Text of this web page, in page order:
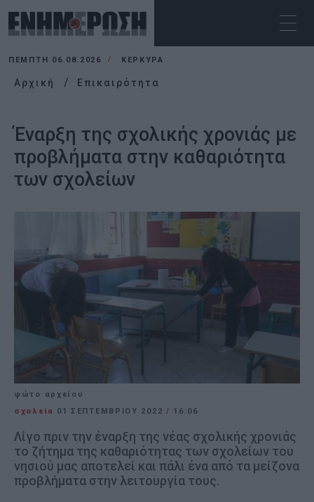
ΠΈΜΠΤΗ 06.08.2026 ΚΕΡΚΥΡΑ
Αρχική Επικαιρότητα
Έναρξη της σχολικής χρονιάς με
προβλήματα στην καθαριότητα
των σχολείων
φώτο αρχείου
σχολεία 01 ΣΕΠΤΕΜΒΡΊΟΥ 2022 / 16:06
Λίγο πριν την έναρξη της νέας σχολικής χρονιάς
το ζήτημα της καθαριότητας των σχολείων του
νησιού μας αποτελεί και πάλι ένα από τα μείζονα
προβλήματα στην λειτουργία τους.